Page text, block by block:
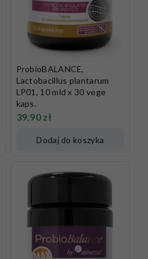
ProbioBALANCE,
Lactobacillus plantarum
LP01, 10 mld x 30 vege
kaps.
39,90 zł
Dodaj do koszyka